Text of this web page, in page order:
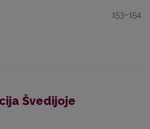
153–154
Švedijoje